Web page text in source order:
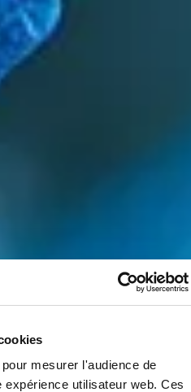
mesurer l'audience de
utilisateur web. Ces